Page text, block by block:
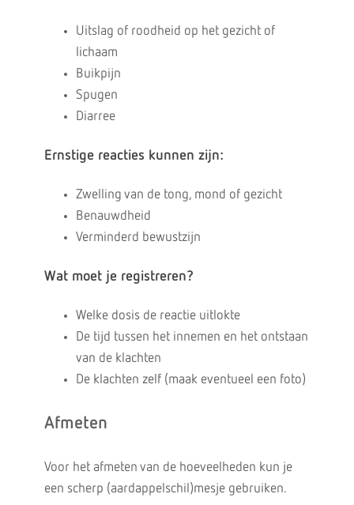
Uitslag of roodheid op het gezicht of
lichaam
Buikpijn
Spugen
Diarree
Ernstige reacties kunnen zijn:
Zwelling van de tong, mond of gezicht
Benauwdheid
Verminderd bewustzijn
Wat moet je registreren?
Welke dosis de reactie uitlokte
De tijd tussen het innemen en het ontstaan
van de klachten
De klachten zelf (maak eventueel een foto)
Afmeten
Voor het afmeten van de hoeveelheden kun je
een scherp (aardappelschil)mesje gebruiken.